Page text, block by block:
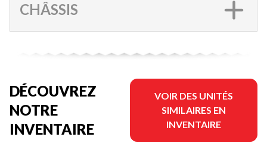
CHÂSSIS
DÉCOUVREZ
NOTRE
INVENTAIRE
VOIR DES UNITÉS
SIMILAIRES EN
INVENTAIRE